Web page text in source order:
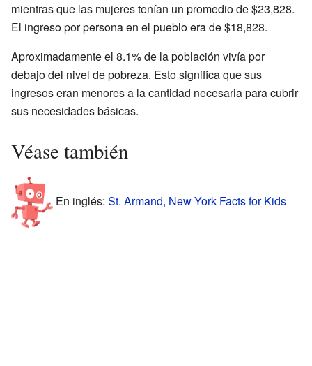
mientras que las mujeres tenían un promedio de $23,828.
El ingreso por persona en el pueblo era de $18,828.
Aproximadamente el 8.1% de la población vivía por
debajo del nivel de pobreza. Esto significa que sus
ingresos eran menores a la cantidad necesaria para cubrir
sus necesidades básicas.
Véase también
En inglés: St. Armand, New York Facts for Kids